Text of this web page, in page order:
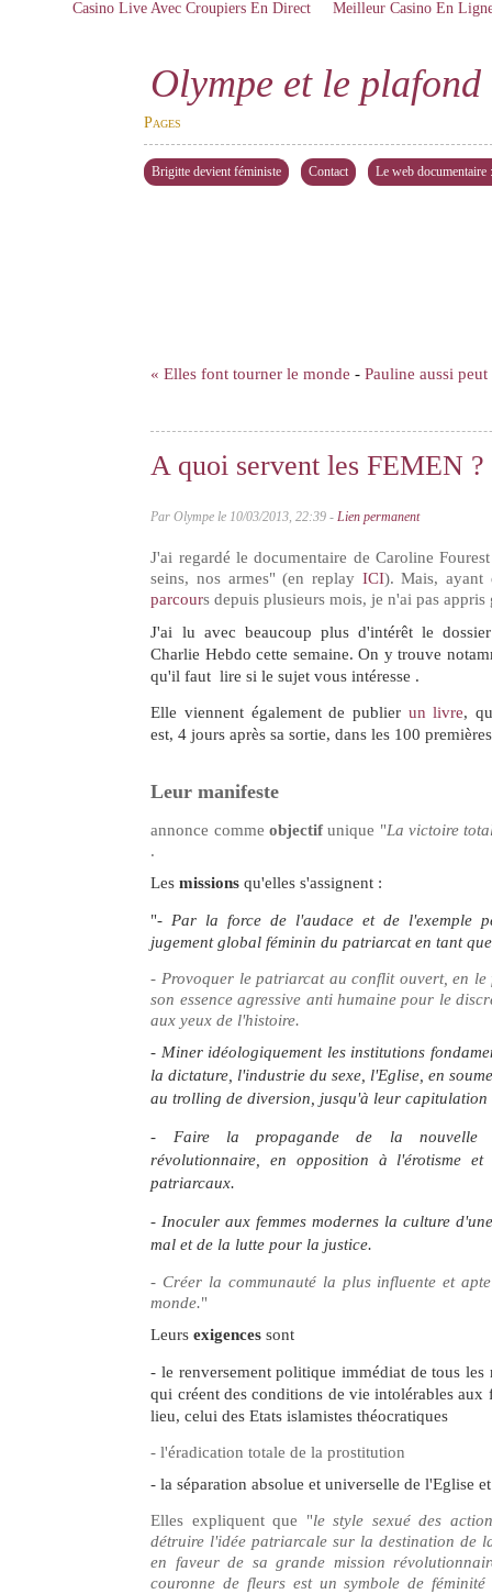
Casino Live Avec Croupiers En Direct Meilleur Casino En
Olympe et le plafond
« Elles font tourner le monde - Pauline aussi
A quoi servent les FEMEN
Par Olympe le 10/03/2013, 22:39 -Lien permanent
J'ai regardé le documentaire de Caroline
seins, nos armes" (en replayICI). Mais, ayant
parcours depuis plusieurs mois, je n'ai pas appris
J'ai lu avec beaucoup plus d'intérêt le
Charlie Hebdo cette semaine. On y trouve
qu'il faut lire si le sujet vous intéresse .
Elle viennent également de publier un livre,
est, 4 jours après sa sortie, dans les 100
Leur manifeste
annonce commeobjectif unique "La victoire
.
Lesmissions qu'elles s'assignent :
"- Par la force de l'audace et de l'exemple
jugement global féminin du patriarcat en tant
- Provoquer le patriarcat au conflit ouvert, en le
son essence agressive anti humaine pour le
aux yeux de l'histoire.
- Miner idéologiquement les institutions
la dictature, l'industrie du sexe, l'Eglise, en
au trolling de diversion, jusqu'à leur capitulation
- Faire la propagande de la nouvelle
révolutionnaire, en opposition à l'érotisme
patriarcaux.
- Inoculer aux femmes modernes la culture
mal et de la lutte pour la justice.
- Créer la communauté la plus influente et
monde."
Leursexigences sont
- le renversement politique immédiat de tous les
qui créent des conditions de vie intolérables aux
lieu, celui des Etats islamistes théocratiques
- l'éradication totale de la prostitution
- la séparation absolue et universelle de l'Eglise
Elles expliquent que "le style sexué des
détruire l'idée patriarcale sur la destination de
en faveur de sa grande mission
couronne de fleurs est un symbole de
Pages
Brigitte devient féministe Contact Le web documentaire